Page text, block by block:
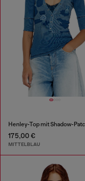
175,00 €
MITTELBLAU